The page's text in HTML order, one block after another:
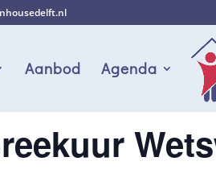
Aanbod Agenda